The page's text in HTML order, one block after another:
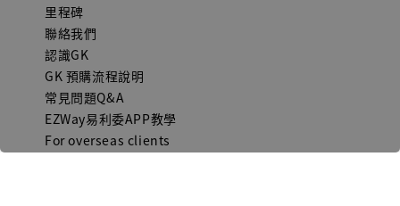
里程碑
聯絡我們
認識GK
GK 預購流程說明
常見問題Q&A
EZWay易利委APP教學
For overseas clients